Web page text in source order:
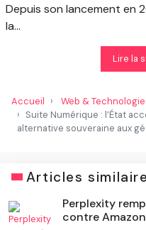
Depuis son lancement en
la...
Lire la
Accueil
Web & Technologie
Suite Numérique : l’État
alternative souveraine aux
Articles
Perplexity
contre Amazon